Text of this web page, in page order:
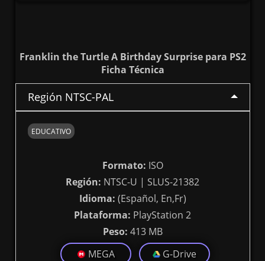
Franklin the Turtle A Birthday Surprise para PS2
Ficha Técnica
Región NTSC-PAL
EDUCATIVO
Formato: ISO
Región: NTSC-U | SLUS-21382
Idioma: (Español, En,Fr)
Plataforma: PlayStation 2
Peso: 413 MB
MEGA
G-Drive